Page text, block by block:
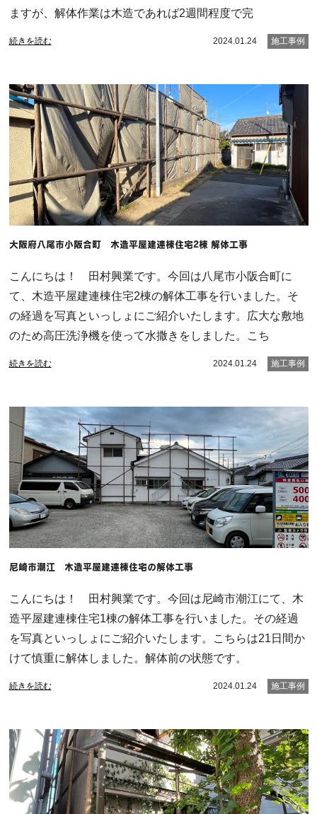
ますが、解体作業は木造であれば2週間程度で完
続きを読む 2024.01.24 施工事例
大阪府八尾市小阪合町 木造平屋建連棟住宅2棟 解体工事
こんにちは！ 田村興業です。今回は八尾市小阪合町に
て、木造平屋建連棟住宅2棟の解体工事を行いました。そ
の経過を写真といっしょにご紹介いたします。広大な敷地
のため高圧洗浄機を使って水撒きをしました。こち
続きを読む 2024.01.24 施工事例
尼崎市潮江 木造平屋建連棟住宅の解体工事
こんにちは！ 田村興業です。今回は尼崎市潮江にて、木
造平屋建連棟住宅1棟の解体工事を行いました。その経過
を写真といっしょにご紹介いたします。こちらは21日間か
けて慎重に解体しました。解体前の状態です。
続きを読む 2024.01.24 施工事例